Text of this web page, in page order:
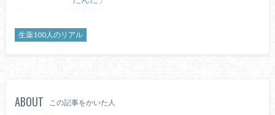
生薬100人のリアル
ABOUT この記事をかいた人